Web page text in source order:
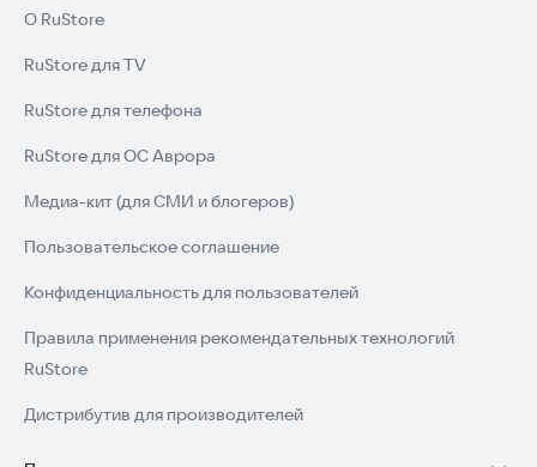
прорабам и подрядчикам
всем, кому важен точный расчёт материалов
пользователя.
О RuStore
RuStore для TV
RuStore для телефона
RuStore для ОС Аврора
Медиа-кит (для СМИ и блогеров)
Пользовательское соглашение
Конфиденциальность для пользователей
Правила применения рекомендательных технологий
RuStore
Дистрибутив для производителей